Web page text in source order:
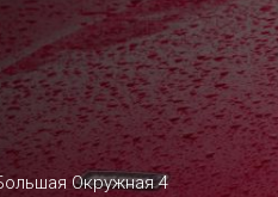
Окружная 4